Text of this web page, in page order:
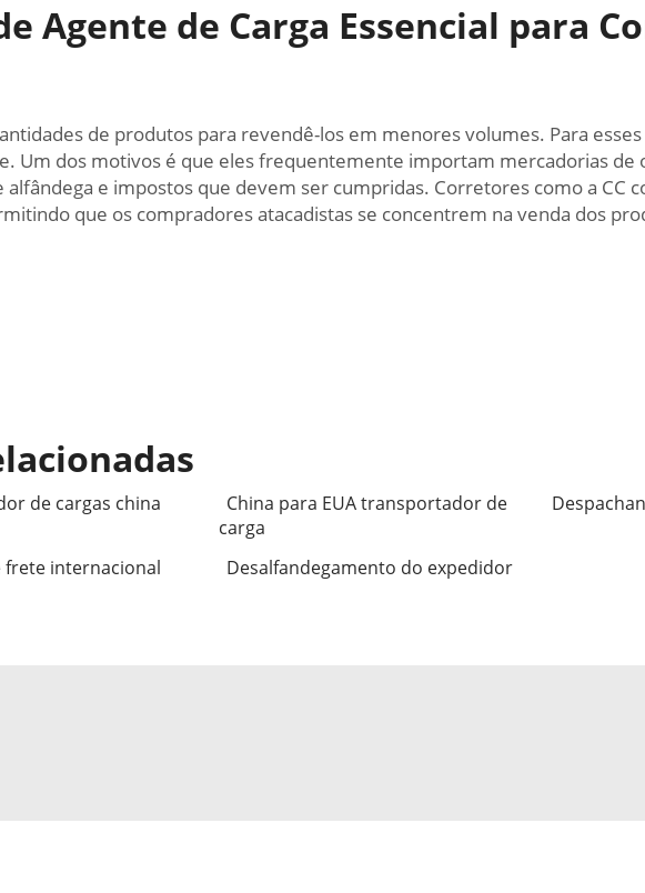
Agente de Carga Essencial para
de produtos para revendê-los em menores volumes. Para
Um dos motivos é que eles frequentemente importam mercadorias de
e impostos que devem ser cumpridas. Corretores como a CC
que os compradores atacadistas se concentrem na venda dos
de cargas china
China para EUA transportador de
carga
frete internacional Desalfandegamento do expedidor